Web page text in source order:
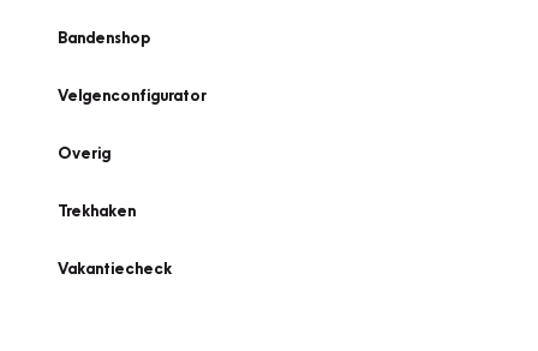
Bandenshop
Velgenconfigurator
Overig
Trekhaken
Vakantiecheck